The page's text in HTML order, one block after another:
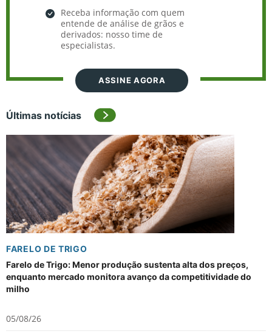
Receba informação com quem
entende de análise de grãos e
derivados: nosso time de
especialistas.
ASSINE AGORA
Últimas notícias
FARELO DE TRIGO
Farelo de Trigo: Menor produção sustenta alta dos preços,
enquanto mercado monitora avanço da competitividade do
milho
05/08/26